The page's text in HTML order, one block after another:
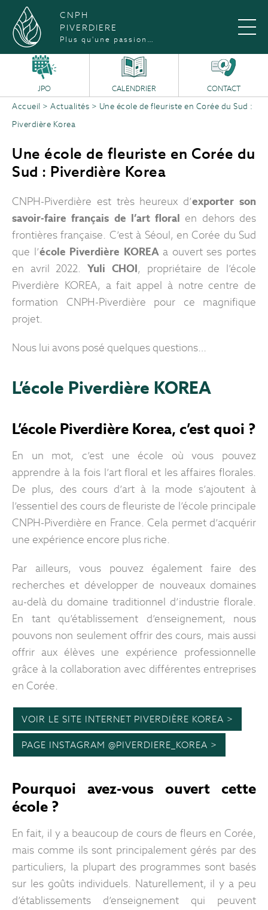
CNPH
PIVERDIERE
Plus qu'une passion…
JPO CALENDRIER CONTACT
Accueil > Actualités > Une école de fleuriste en Corée du Sud :
Piverdière Korea
Une école de fleuriste en Corée du
Sud : Piverdière Korea
CNPH-Piverdière est très heureux d’exporter son
savoir-faire français de l’art floral en dehors des
frontières française. C’est à Séoul, en Corée du Sud
que l’école Piverdière KOREAa ouvert ses portes
en avril 2022.Yuli CHOI, propriétaire de l’école
Piverdière KOREA, a fait appel à notre centre de
formation CNPH-Piverdière pour ce magnifique
projet.
Nous lui avons posé quelques questions…
L’école Piverdière KOREA
L’école Piverdière Korea, c’est quoi ?
En un mot, c’est une école où vous pouvez
apprendre à la fois l’art floral et les affaires florales.
De plus, des cours d’art à la mode s’ajoutent à
l’essentiel des cours de fleuriste de l’école principale
CNPH-Piverdière en France. Cela permet d’acquérir
une expérience encore plus riche.
Par ailleurs, vous pouvez également faire des
recherches et développer de nouveaux domaines
au-delà du domaine traditionnel d’industrie florale.
En tant qu’établissement d’enseignement, nous
pouvons non seulement offrir des cours, mais aussi
offrir aux élèves une expérience professionnelle
grâce à la collaboration avec différentes entreprises
en Corée.
VOIR LE SITE INTERNET PIVERDIÈRE KOREA >
PAGE INSTAGRAM @PIVERDIERE_KOREA >
Pourquoi avez-vous ouvert cette
école ?
En fait, il y a beaucoup de cours de fleurs en Corée,
mais comme ils sont principalement gérés par des
particuliers, la plupart des programmes sont basés
sur les goûts individuels. Naturellement, il y a peu
d’établissements d’enseignement qui peuvent